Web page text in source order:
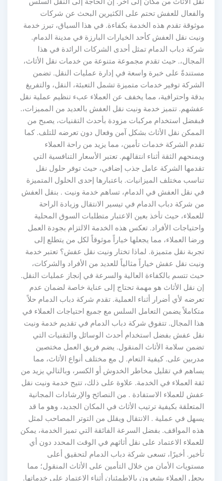
والفعال للعفش تحتم على الكثيرين البحث عن شركات
موثوقة تقدم هذه الخدمة بكفاءة. في هذا السياق، تبرز خدمة
ونيت نقل العفش كأحد الخيارات البارزة في مدينة الدمام.
شركة دباب الدمام تمثل أحدى الشركات الرائدة في هذا
المجال،. حيث تقدم مجموعة متنوعة من خدمات نقل الأثاث،
مستندةً على خبرة واسعة في إدارة عمليات النقل. تضمن
الشركة توفير خدمات متميزة تشمل التعبئة، النقل، والتفريغ
بدقة واحترافية، مما يخفف عن العملاء عبء تنظيم عملية نقل
عفشهم. تتميز خدمة ونيت نقل العفش بالعديد من المميزات،.
فبفضل استخدام مركبات مزودة بأحدث التقنيات، يصبح من
الممكن نقل الأثاث بشكل آمن وفعال دون تعرضه للتلف. كما
تقدم الشركة خدمات تأمين، مما يزيد من راحة العملاء
ويمنحهم الثقة أثناء انتقالهم. تعتبر الأسعار التنافسية التي
تقدمها الشركة عامل جذب إضافي، حيث توفر حلول نقل
تناسب مختلف الميزانيات. باعتبارها إحدى الحلول المتميزة
في نقل العفش في الدمام، تساهم خدمة ونيت . بنقل العفش
من شركة دباب الدمام في تيسير الانتقال وزيادة الراحة
للعملاء، حيث تأخذ بعين الاعتبار متطلبات السوق المحلية
واحتياجات الأفراد. تعكس هذه الخدمة الالتزام بجودة العمل
ورضا العملاء، مما يجعلها خياراً موثوقاً لكل من يتطلع إلى
تجربة نقل متميزة. لماذا تختار ونيت نقل عفش؟ تعتبر خدمة
ونيت نقل عفش خياراً مثالياً للعديد من الأفراد والشركات،
حيث تتسم بالكفاءة العالية والسرعة في إنجاز عمليات النقل.
إن نقل الأثاث هو مهمة تحتاج إلى عناية خاصة لضمان عدم
تعرضه لأي أضرار أثناء العملية. تقدم شركة دباب الدمام حلاً
متكاملاً يضمن التعامل السلس مع جميع احتياجات العملاء في
هذا المجال. تتفوق شركة دباب الدمام في تقديم خدمة ونيت
نقل عفش بفضل استخدام أحدث الوسائل والتقنيات التي
تضمن سلامة الأثاث المنقول. يضم فريق العمل مختصين
مدربين على. كيفية التعام. ل مع مختلف أنواع الأثاث، مما
يساهم في تقليل مخاطر الخدوش أو الكسر، وبالتالي يزيد من
ثقة العملاء في الخدمة. علاوة على ذلك، تتيح خدمة ونيت نقل
عفش للعملاء الاستفادة . من النصائح والإرشادات المجانية
المتعلقة بكيفية ترتيب الأثاث في المكان الجديد، وهو ما قد
يسهل في عملية . الانتقال ويقلل من التوتر المصاحب لمثل
هذه المواقف. بفضل السرعة الفائقة التي تميز الخدمة، يمكن
للعملاء الاعتماد على نقل أثاثهم في الوقت المحدد دون أي
تأخير. أخيرًا، تسعى شركة دباب الدمام لتحقيق أعلى
مستويات الأمان من خلال التأمين على الأثاث المنقول؛ مما
يجعل العملاء يشعرون بالاطمئنان أثناء الاعتماد على خدماتها.